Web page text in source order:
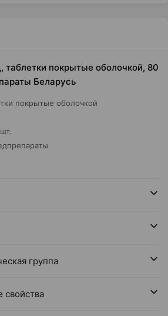
покрытые оболочкой, 80
Беларусь
покрытые оболочкой
группа
свойства